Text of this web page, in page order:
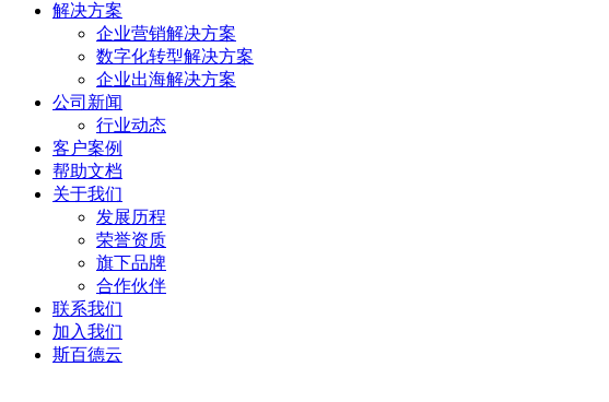
解决方案
企业营销解决方案
数字化转型解决方案
企业出海解决方案
公司新闻
行业动态
客户案例
帮助文档
关于我们
发展历程
荣誉资质
旗下品牌
合作伙伴
联系我们
加入我们
斯百德云